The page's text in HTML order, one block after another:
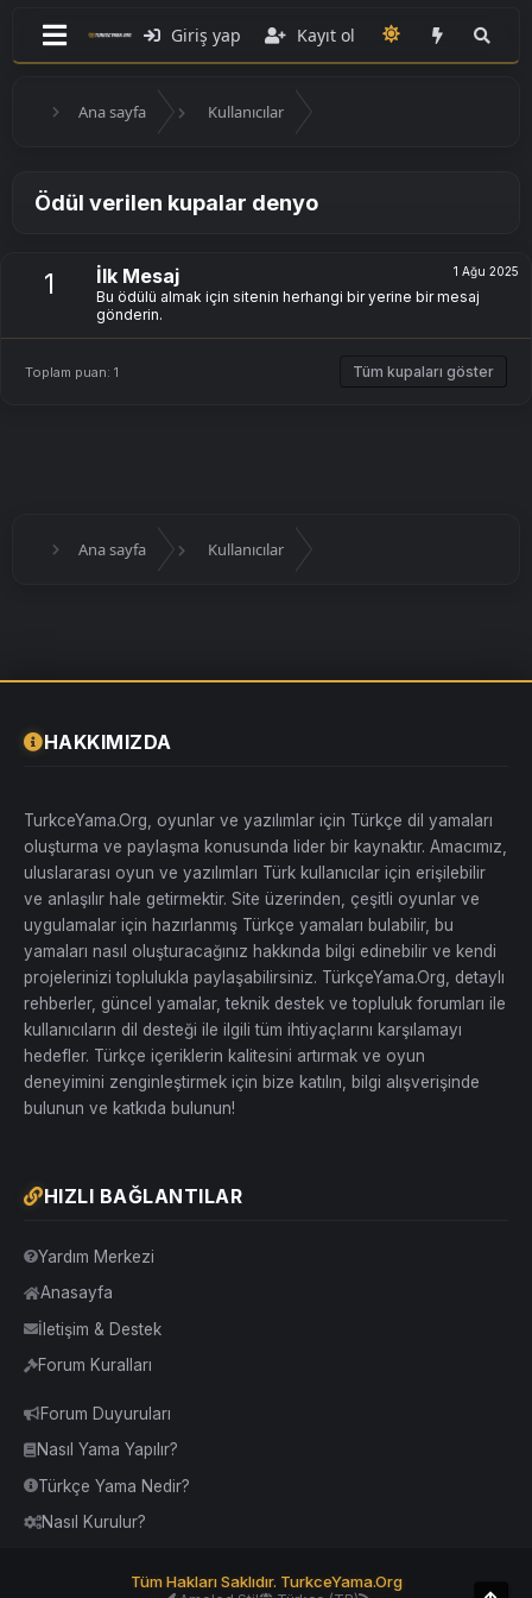
Giriş yap Kayıt ol
Ana sayfa Kullanıcılar
Ödül verilen kupalar denyo
1 1 Ağu 2025
İlk Mesaj
Bu ödülü almak için sitenin herhangi bir yerine bir mesaj
gönderin.
Toplam puan: 1 Tüm kupaları göster
Ana sayfa Kullanıcılar
HAKKIMIZDA
TurkceYama.Org, oyunlar ve yazılımlar için Türkçe dil yamaları
oluşturma ve paylaşma konusunda lider bir kaynaktır. Amacımız,
uluslararası oyun ve yazılımları Türk kullanıcılar için erişilebilir
ve anlaşılır hale getirmektir. Site üzerinden, çeşitli oyunlar ve
uygulamalar için hazırlanmış Türkçe yamaları bulabilir, bu
yamaları nasıl oluşturacağınız hakkında bilgi edinebilir ve kendi
projelerinizi toplulukla paylaşabilirsiniz. TürkçeYama.Org, detaylı
rehberler, güncel yamalar, teknik destek ve topluluk forumları ile
kullanıcıların dil desteği ile ilgili tüm ihtiyaçlarını karşılamayı
hedefler. Türkçe içeriklerin kalitesini artırmak ve oyun
deneyimini zenginleştirmek için bize katılın, bilgi alışverişinde
bulunun ve katkıda bulunun!
HIZLI BAĞLANTILAR
Yardım Merkezi
Anasayfa
İletişim & Destek
Forum Kuralları
Forum Duyuruları
Nasıl Yama Yapılır?
Türkçe Yama Nedir?
Nasıl Kurulur?
Tüm Hakları Saklıdır. TurkceYama.Org